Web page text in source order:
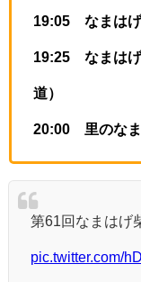
19:05 なまはげ
19:25 なまはげ
道）
20:00 里のなま
第61回なまはげ
pic.twitter.com/